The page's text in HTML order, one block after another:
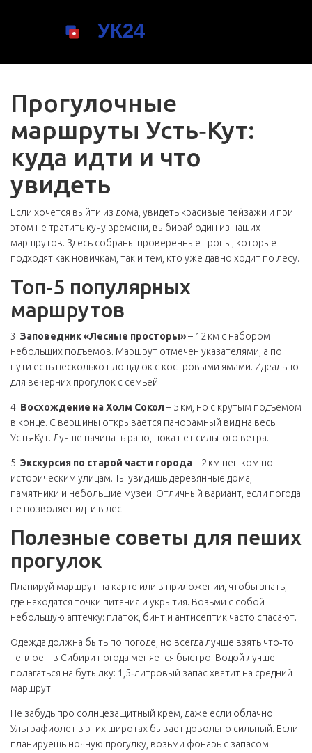
Прогулочные
маршруты Усть‑Кут:
куда идти и что
увидеть
Если хочется выйти из дома, увидеть красивые пейзажи и при
этом не тратить кучу времени, выбирай один из наших
маршрутов. Здесь собраны проверенные тропы, которые
подходят как новичкам, так и тем, кто уже давно ходит по лесу.
Топ‑5 популярных
маршрутов
3. Заповедник «Лесные просторы»– 12 км с набором
небольших подъемов. Маршрут отмечен указателями, а по
пути есть несколько площадок с костровыми ямами. Идеально
для вечерних прогулок с семьёй.
4. Восхождение на Холм Сокол – 5 км, но с крутым подъёмом
в конце. С вершины открывается панорамный вид на весь
Усть‑Кут. Лучше начинать рано, пока нет сильного ветра.
5. Экскурсия по старой части города– 2 км пешком по
историческим улицам. Ты увидишь деревянные дома,
памятники и небольшие музеи. Отличный вариант, если погода
не позволяет идти в лес.
Полезные советы для пеших
прогулок
Планируй маршрут на карте или в приложении, чтобы знать,
где находятся точки питания и укрытия. Возьми с собой
небольшую аптечку: платок, бинт и антисептик часто спасают.
Одежда должна быть по погоде, но всегда лучше взять что‑то
тёплое – в Сибири погода меняется быстро. Водой лучше
полагаться на бутылку: 1,5‑литровый запас хватит на средний
маршрут.
Не забудь про солнцезащитный крем, даже если облачно.
Ультрафиолет в этих широтах бывает довольно сильный. Если
планируешь ночную прогулку, возьми фонарь с запасом